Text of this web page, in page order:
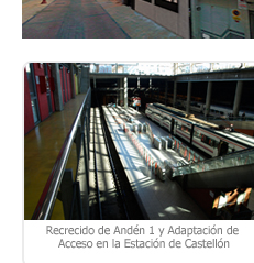
NAVE-ALMACÉN PARA TALLER DE
APOYO LOGÍSTICO EN LA L.A.V.
MADRID-VALLADOLID EN EL TÚNEL
DE GUADARRAMA – ACCESO NORTE
EN SEGOVIA